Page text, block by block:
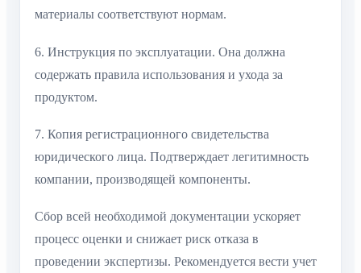
материалы соответствуют нормам.
6. Инструкция по эксплуатации. Она должна
содержать правила использования и ухода за
продуктом.
7. Копия регистрационного свидетельства
юридического лица. Подтверждает легитимность
компании, производящей компоненты.
Сбор всей необходимой документации ускоряет
процесс оценки и снижает риск отказа в
проведении экспертизы. Рекомендуется вести учет